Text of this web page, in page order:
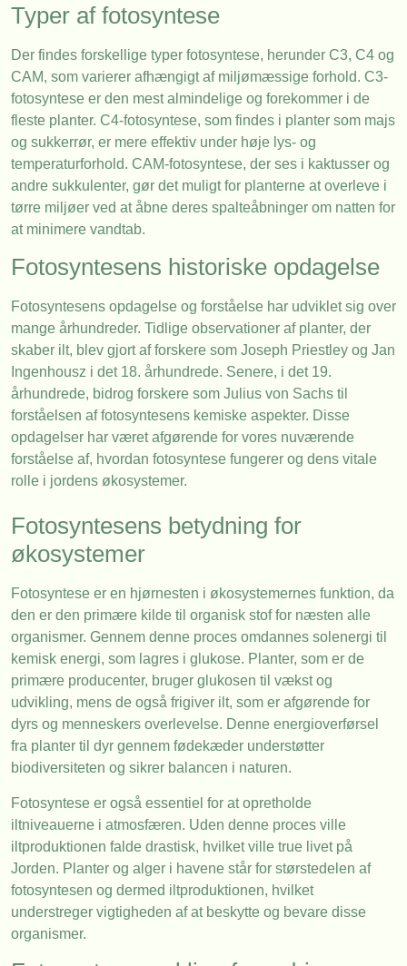
Typer af fotosyntese
Der findes forskellige typer fotosyntese, herunder C3, C4 og
CAM, som varierer afhængigt af miljømæssige forhold. C3-
fotosyntese er den mest almindelige og forekommer i de
fleste planter. C4-fotosyntese, som findes i planter som majs
og sukkerrør, er mere effektiv under høje lys- og
temperaturforhold. CAM-fotosyntese, der ses i kaktusser og
andre sukkulenter, gør det muligt for planterne at overleve i
tørre miljøer ved at åbne deres spalteåbninger om natten for
at minimere vandtab.
Fotosyntesens historiske opdagelse
Fotosyntesens opdagelse og forståelse har udviklet sig over
mange århundreder. Tidlige observationer af planter, der
skaber ilt, blev gjort af forskere som Joseph Priestley og Jan
Ingenhousz i det 18. århundrede. Senere, i det 19.
århundrede, bidrog forskere som Julius von Sachs til
forståelsen af fotosyntesens kemiske aspekter. Disse
opdagelser har været afgørende for vores nuværende
forståelse af, hvordan fotosyntese fungerer og dens vitale
rolle i jordens økosystemer.
Fotosyntesens betydning for
økosystemer
Fotosyntese er en hjørnesten i økosystemernes funktion, da
den er den primære kilde til organisk stof for næsten alle
organismer. Gennem denne proces omdannes solenergi til
kemisk energi, som lagres i glukose. Planter, som er de
primære producenter, bruger glukosen til vækst og
udvikling, mens de også frigiver ilt, som er afgørende for
dyrs og menneskers overlevelse. Denne energioverførsel
fra planter til dyr gennem fødekæder understøtter
biodiversiteten og sikrer balancen i naturen.
Fotosyntese er også essentiel for at opretholde
iltniveauerne i atmosfæren. Uden denne proces ville
iltproduktionen falde drastisk, hvilket ville true livet på
Jorden. Planter og alger i havene står for størstedelen af
fotosyntesen og dermed iltproduktionen, hvilket
understreger vigtigheden af at beskytte og bevare disse
organismer.